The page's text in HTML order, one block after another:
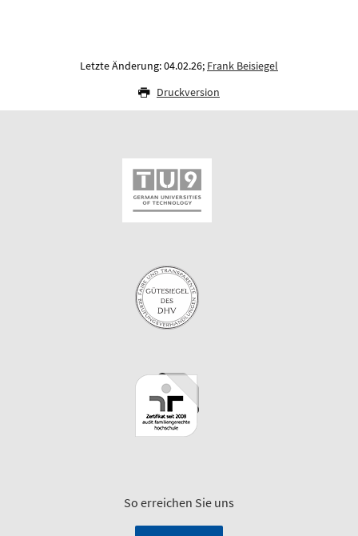
Letzte Änderung: 04.02.26; Frank Beisiegel
Druckversion
So erreichen Sie uns